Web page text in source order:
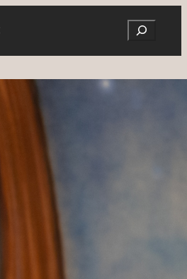
Search